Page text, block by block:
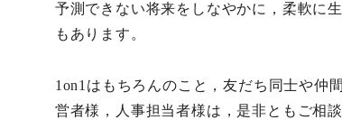
予測できない将来をしなやかに，柔軟に
もあります。
1on1はもちろんのこと，友だち同士や仲
営者様，人事担当者様は，是非ともご相談